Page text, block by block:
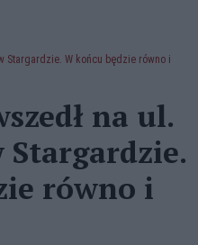
Stargardzie. W końcu będzie równo i
na ul.
Stargardzie.
równo i